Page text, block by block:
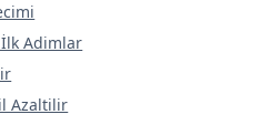
Adimlar
Azaltilir